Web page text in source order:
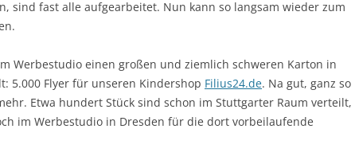
sind fast alle aufgearbeitet. Nun kann so langsam wieder zum
Werbestudio einen großen und ziemlich schweren Karton in
5.000 Flyer für unseren Kindershop Filius24.de. Na gut, ganz so
Etwa hundert Stück sind schon im Stuttgarter Raum verteilt,
im Werbestudio in Dresden für die dort vorbeilaufende